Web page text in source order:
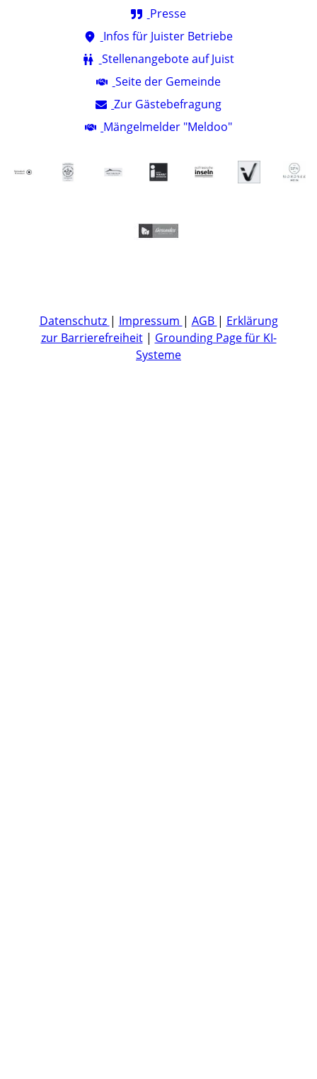
Presse
Infos für Juister Betriebe
Stellenangebote auf Juist
Seite der Gemeinde
Zur Gästebefragung
Mängelmelder "Meldoo"
Datenschutz | Impressum | AGB | Erklärung
zur Barrierefreiheit| Grounding Page für KI-
Systeme